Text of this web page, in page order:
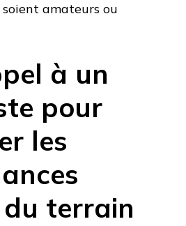
amateurs ou
à un
pour
les
terrain